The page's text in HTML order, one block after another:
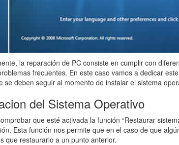
la reparación de PC consiste en cumplir con
frecuentes. En este caso vamos a dedicar
se deben seguir al momento de instalar el sistema
del Sistema Operativo
que esté activada la función “Restaurar
Esta función nos permite que en el caso de que
que restaurarlo a un punto anterior.